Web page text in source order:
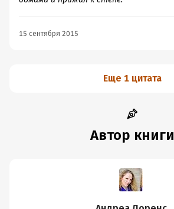
15 сентября 2015
Еще 1 цитата
Автор книги